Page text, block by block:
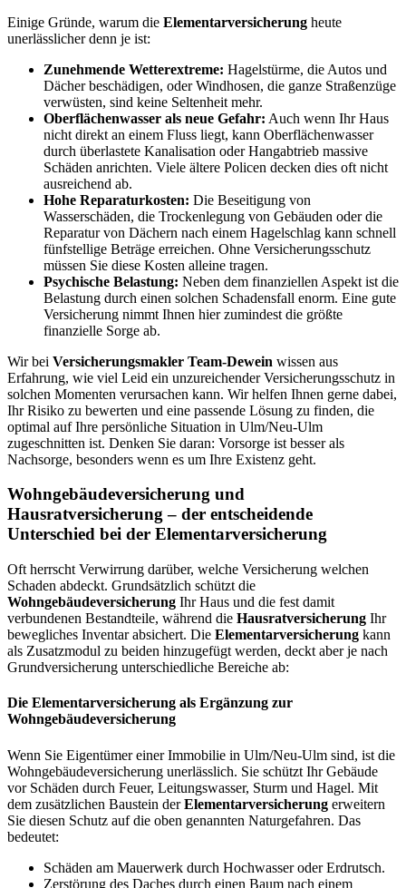
Einige Gründe, warum die Elementarversicherung heute
unerlässlicher denn je ist:
Zunehmende Wetterextreme: Hagelstürme, die Autos und
Dächer beschädigen, oder Windhosen, die ganze Straßenzüge
verwüsten, sind keine Seltenheit mehr.
Oberflächenwasser als neue Gefahr: Auch wenn Ihr Haus
nicht direkt an einem Fluss liegt, kann Oberflächenwasser
durch überlastete Kanalisation oder Hangabtrieb massive
Schäden anrichten. Viele ältere Policen decken dies oft nicht
ausreichend ab.
Hohe Reparaturkosten: Die Beseitigung von
Wasserschäden, die Trockenlegung von Gebäuden oder die
Reparatur von Dächern nach einem Hagelschlag kann schnell
fünfstellige Beträge erreichen. Ohne Versicherungsschutz
müssen Sie diese Kosten alleine tragen.
Psychische Belastung: Neben dem finanziellen Aspekt ist die
Belastung durch einen solchen Schadensfall enorm. Eine gute
Versicherung nimmt Ihnen hier zumindest die größte
finanzielle Sorge ab.
Wir bei Versicherungsmakler Team-Dewein wissen aus
Erfahrung, wie viel Leid ein unzureichender Versicherungsschutz in
solchen Momenten verursachen kann. Wir helfen Ihnen gerne dabei,
Ihr Risiko zu bewerten und eine passende Lösung zu finden, die
optimal auf Ihre persönliche Situation in Ulm/Neu-Ulm
zugeschnitten ist. Denken Sie daran: Vorsorge ist besser als
Nachsorge, besonders wenn es um Ihre Existenz geht.
Wohngebäudeversicherung und
Hausratversicherung – der entscheidende
Unterschied bei der Elementarversicherung
Oft herrscht Verwirrung darüber, welche Versicherung welchen
Schaden abdeckt. Grundsätzlich schützt die
Wohngebäudeversicherung Ihr Haus und die fest damit
verbundenen Bestandteile, während die Hausratversicherung Ihr
bewegliches Inventar absichert. Die Elementarversicherung kann
als Zusatzmodul zu beiden hinzugefügt werden, deckt aber je nach
Grundversicherung unterschiedliche Bereiche ab:
Die Elementarversicherung als Ergänzung zur
Wohngebäudeversicherung
Wenn Sie Eigentümer einer Immobilie in Ulm/Neu-Ulm sind, ist die
Wohngebäudeversicherung unerlässlich. Sie schützt Ihr Gebäude
vor Schäden durch Feuer, Leitungswasser, Sturm und Hagel. Mit
dem zusätzlichen Baustein derElementarversicherung erweitern
Sie diesen Schutz auf die oben genannten Naturgefahren. Das
bedeutet:
Schäden am Mauerwerk durch Hochwasser oder Erdrutsch.
Zerstörung des Daches durch einen Baum nach einem